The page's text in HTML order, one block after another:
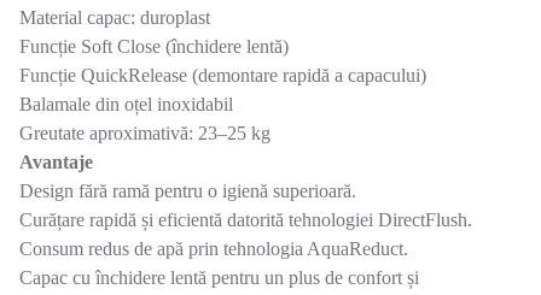
Material capac: duroplast
Funcție Soft Close (închidere lentă)
Funcție QuickRelease (demontare rapidă a capacului)
Balamale din oțel inoxidabil
Greutate aproximativă: 23–25 kg
Avantaje
Design fără ramă pentru o igienă superioară.
Curățare rapidă și eficientă datorită tehnologiei DirectFlush.
Consum redus de apă prin tehnologia AquaReduct.
Capac cu închidere lentă pentru un plus de confort și